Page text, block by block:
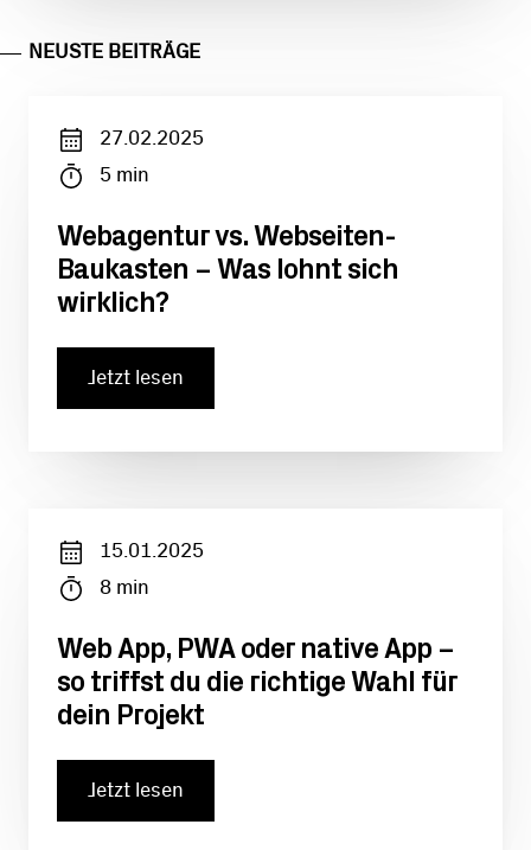
NEUSTE BEITRÄGE
27.02.2025
5 min
Webagentur vs. Webseiten-
Baukasten – Was lohnt sich
wirklich?
Jetzt lesen
15.01.2025
8 min
Web App, PWA oder native App –
so triffst du die richtige Wahl für
dein Projekt
Jetzt lesen